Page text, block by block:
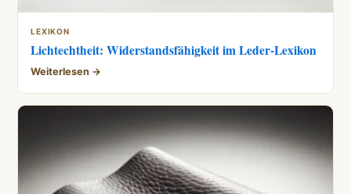
LEXIKON
Lichtechtheit: Widerstandsfähigkeit im Leder-Lexikon
Weiterlesen →